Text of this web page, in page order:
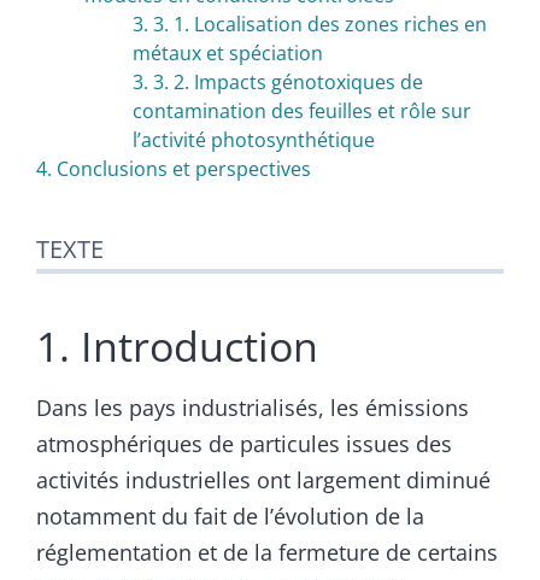
3. 3. 1. Localisation des zones riches en
métaux et spéciation
3. 3. 2. Impacts génotoxiques de
contamination des feuilles et rôle sur
l’activité photosynthétique
4. Conclusions et perspectives
TEXTE
1. Introduction
Dans les pays industrialisés, les émissions
atmosphériques de particules issues des
activités industrielles ont largement diminué
notamment du fait de l’évolution de la
réglementation et de la fermeture de certains